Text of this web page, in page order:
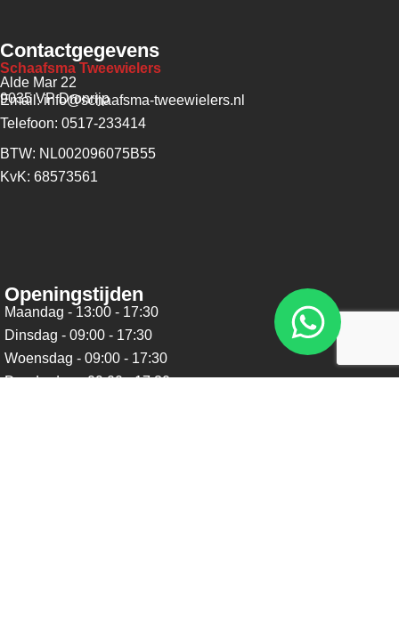
Contactgegevens
Schaafsma Tweewielers
Alde Mar 22
9035 VP Dronrijp
Email: info@schaafsma-tweewielers.nl
Telefoon: 0517-233414
BTW: NL002096075B55
KvK: 68573561
Openingstijden
Maandag - 13:00 - 17:30
Dinsdag - 09:00 - 17:30
Woensdag - 09:00 - 17:30
Donderdag - 09:00 - 17:30